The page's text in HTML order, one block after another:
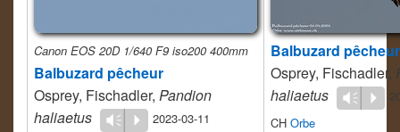
Canon EOS 20D 1/640 F9 iso200 400mm
Balbuzard pêcheur
Osprey, Fischadler, Pandion
haliaetus
Vm P 2023-03-11
Balbuzard pêcheur
Osprey, Fischadler,
haliaetus
Vm P
CH Orbe